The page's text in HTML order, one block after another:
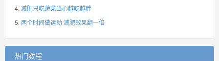
减肥只吃蔬菜当心越吃越胖
两个时间做运动 减肥效果翻一倍
热门教程